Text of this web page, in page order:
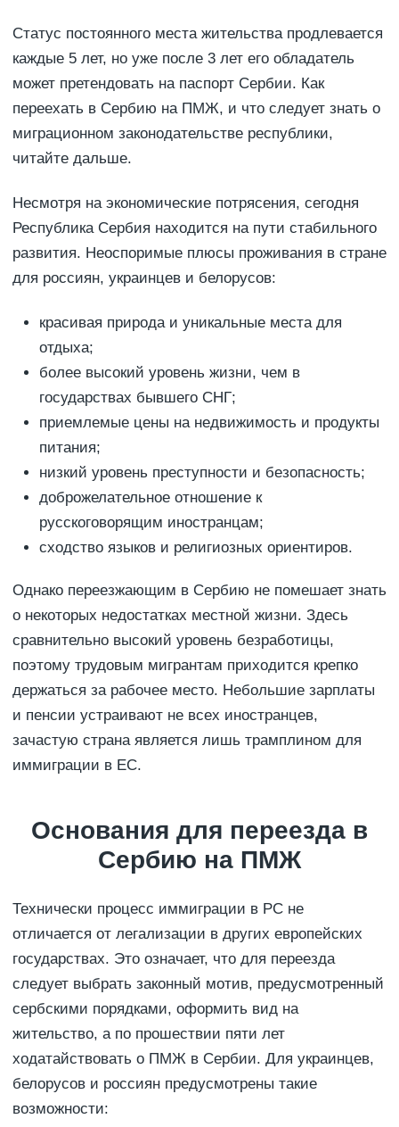
Статус постоянного места жительства продлевается
каждые 5 лет, но уже после 3 лет его обладатель
может претендовать на паспорт Сербии. Как
переехать в Сербию на ПМЖ, и что следует знать о
миграционном законодательстве республики,
читайте дальше.
Несмотря на экономические потрясения, сегодня
Республика Сербия находится на пути стабильного
развития. Неоспоримые плюсы проживания в стране
для россиян, украинцев и белорусов:
красивая природа и уникальные места для
отдыха;
более высокий уровень жизни, чем в
государствах бывшего СНГ;
приемлемые цены на недвижимость и продукты
питания;
низкий уровень преступности и безопасность;
доброжелательное отношение к
русскоговорящим иностранцам;
сходство языков и религиозных ориентиров.
Однако переезжающим в Сербию не помешает знать
о некоторых недостатках местной жизни. Здесь
сравнительно высокий уровень безработицы,
поэтому трудовым мигрантам приходится крепко
держаться за рабочее место. Небольшие зарплаты
и пенсии устраивают не всех иностранцев,
зачастую страна является лишь трамплином для
иммиграции в ЕС.
Основания для переезда в
Сербию на ПМЖ
Технически процесс иммиграции в РС не
отличается от легализации в других европейских
государствах. Это означает, что для переезда
следует выбрать законный мотив, предусмотренный
сербскими порядками, оформить вид на
жительство, а по прошествии пяти лет
ходатайствовать о ПМЖ в Сербии. Для украинцев,
белорусов и россиян предусмотрены такие
возможности: